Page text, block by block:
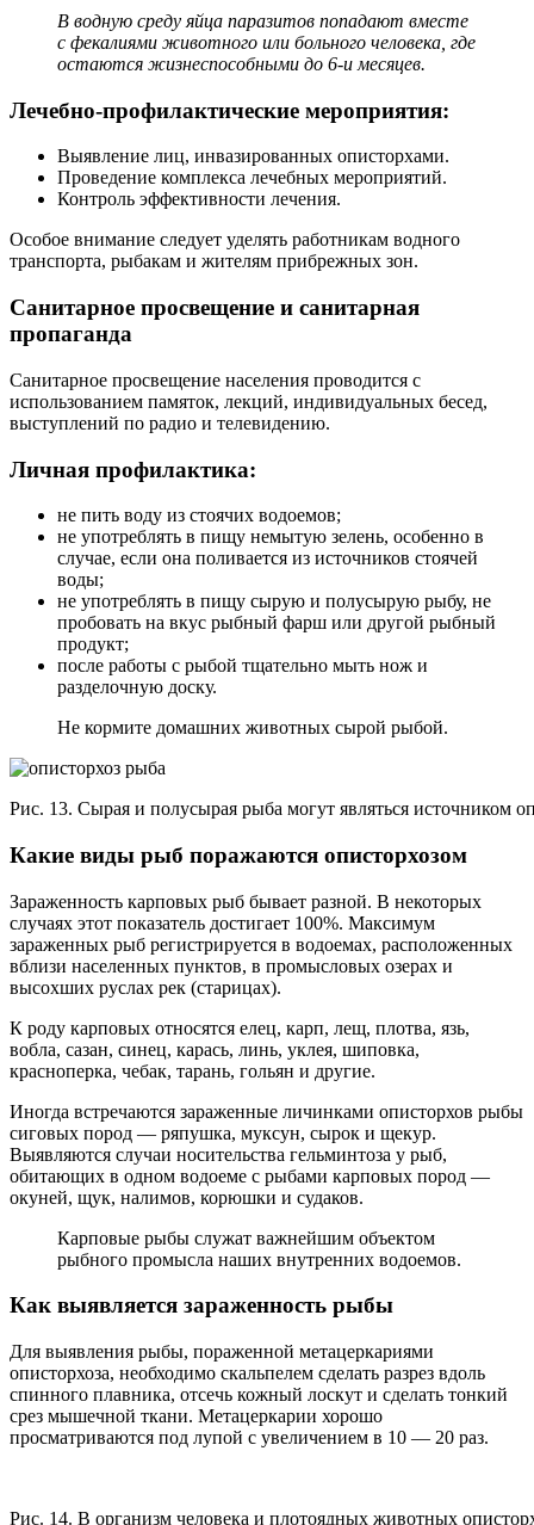
В водную среду яйца паразитов попадают вместе
с фекалиями животного или больного человека, где
остаются жизнеспособными до 6-и месяцев.
Лечебно-профилактические мероприятия:
Выявление лиц, инвазированных описторхами.
Проведение комплекса лечебных мероприятий.
Контроль эффективности лечения.
Особое внимание следует уделять работникам водного
транспорта, рыбакам и жителям прибрежных зон.
Санитарное просвещение и санитарная
пропаганда
Санитарное просвещение населения проводится с
использованием памяток, лекций, индивидуальных бесед,
выступлений по радио и телевидению.
Личная профилактика:
не пить воду из стоячих водоемов;
не употреблять в пищу немытую зелень, особенно в
случае, если она поливается из источников стоячей
воды;
не употреблять в пищу сырую и полусырую рыбу, не
пробовать на вкус рыбный фарш или другой рыбный
продукт;
после работы с рыбой тщательно мыть нож и
разделочную доску.
Не кормите домашних животных сырой рыбой.
Рис. 13. Сырая и полусырая рыба могут являться источником
Какие виды рыб поражаются описторхозом
Зараженность карповых рыб бывает разной. В некоторых
случаях этот показатель достигает 100%. Максимум
зараженных рыб регистрируется в водоемах, расположенных
вблизи населенных пунктов, в промысловых озерах и
высохших руслах рек (старицах).
К роду карповых относятся елец, карп, лещ, плотва, язь,
вобла, сазан, синец, карась, линь, уклея, шиповка,
красноперка, чебак, тарань, гольян и другие.
Иногда встречаются зараженные личинками описторхов рыбы
сиговых пород — ряпушка, муксун, сырок и щекур.
Выявляются случаи носительства гельминтоза у рыб,
обитающих в одном водоеме с рыбами карповых пород —
окуней, щук, налимов, корюшки и судаков.
Карповые рыбы служат важнейшим объектом
рыбного промысла наших внутренних водоемов.
Как выявляется зараженность рыбы
Для выявления рыбы, пораженной метацеркариями
описторхоза, необходимо скальпелем сделать разрез вдоль
спинного плавника, отсечь кожный лоскут и сделать тонкий
срез мышечной ткани. Метацеркарии хорошо
просматриваются под лупой с увеличением в 10 — 20 раз.
Рис. 14. В организм человека и плотоядных животных